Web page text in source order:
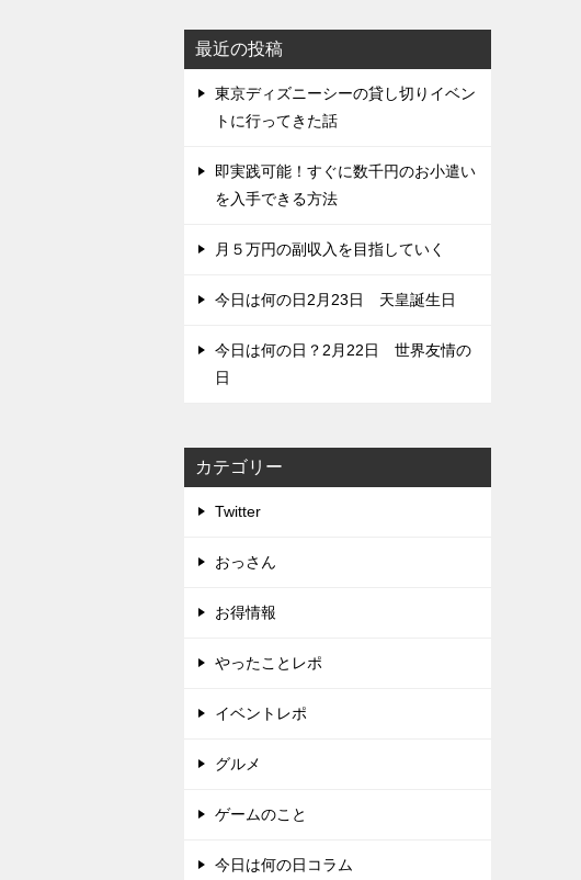
最近の投稿
東京ディズニーシーの貸し切りイベン
トに行ってきた話
即実践可能！すぐに数千円のお小遣い
を入手できる方法
月５万円の副収入を目指していく
今日は何の日2月23日 天皇誕生日
今日は何の日？2月22日 世界友情の
日
カテゴリー
Twitter
おっさん
お得情報
やったことレポ
イベントレポ
グルメ
ゲームのこと
今日は何の日コラム